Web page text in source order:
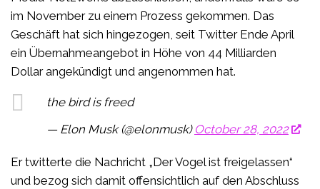
im November zu einem Prozess gekommen. Das
Geschäft hat sich hingezogen, seit Twitter Ende April
ein Übernahmeangebot in Höhe von 44 Milliarden
Dollar angekündigt und angenommen hat.
the bird is freed
— Elon Musk (@elonmusk) October 28, 2022
Er twitterte die Nachricht „Der Vogel ist freigelassen“
und bezog sich damit offensichtlich auf den Abschluss